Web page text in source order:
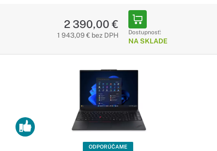
2 390,00 €
1 943,09 € bez DPH Dostupnosť:
NA SKLADE
ODPORÚČAME